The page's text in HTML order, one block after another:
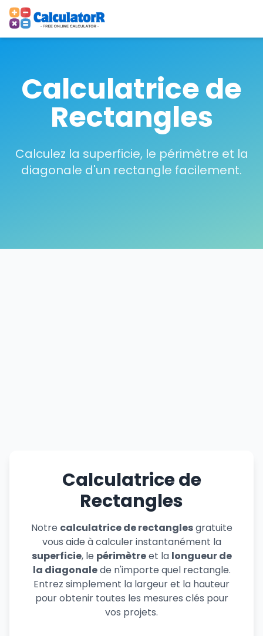
Calculatrice de
Rectangles
Calculez la superficie, le périmètre et la
diagonale d'un rectangle facilement.
Calculatrice de
Rectangles
Notre calculatrice de rectanglesgratuite
vous aide à calculer instantanément la
superficie, le périmètreet la longueur de
la diagonalede n'importe quel rectangle.
Entrez simplement la largeur et la hauteur
pour obtenir toutes les mesures clés pour
vos projets.